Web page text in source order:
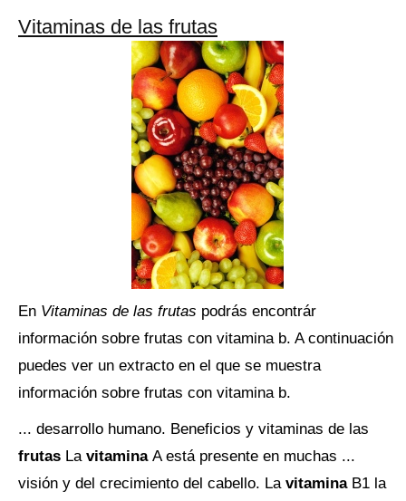
Vitaminas de las frutas
En Vitaminas de las frutas podrás encontrár
información sobre frutas con vitamina b. A continuación
puedes ver un extracto en el que se muestra
información sobre frutas con vitamina b.
... desarrollo humano. Beneficios y vitaminas de las
frutas La vitamina A está presente en muchas ...
visión y del crecimiento del cabello. La vitamina B1 la